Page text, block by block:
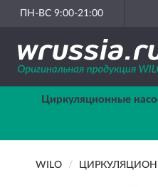
ПН-ВС 9:00-21:00
ОРИГИНАЛЬНАЯ ПРОДУКЦИЯ
Циркуляционные
WILO